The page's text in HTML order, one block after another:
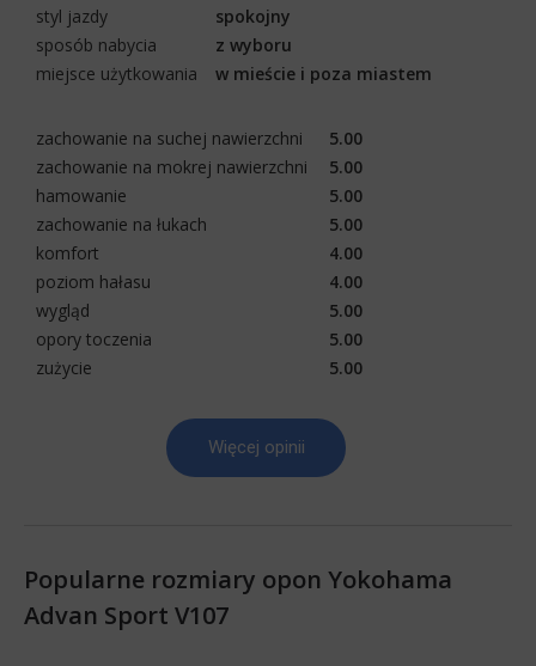
styl jazdy
spokojny
sposób nabycia
z wyboru
miejsce użytkowania
w mieście i poza miastem
zachowanie na suchej nawierzchni
5.00
zachowanie na mokrej nawierzchni
5.00
hamowanie
5.00
zachowanie na łukach
5.00
komfort
4.00
poziom hałasu
4.00
wygląd
5.00
opory toczenia
5.00
zużycie
5.00
Więcej opinii
Popularne rozmiary opon Yokohama
Advan Sport V107